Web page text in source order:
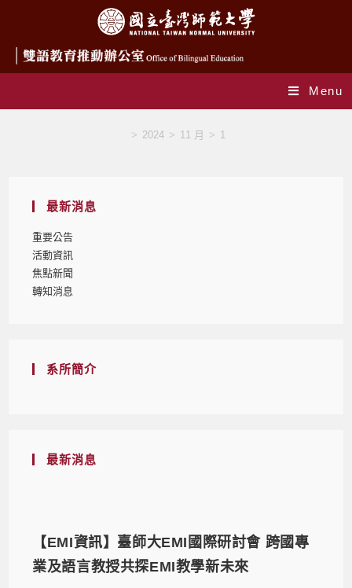
Menu
> 2024 > 11 月 > 1
最新消息
重要公告
活動資訊
焦點新聞
轉知消息
系所簡介
最新消息
【EMI資訊】臺師大EMI國際研討會 跨國專
業及語言教授共探EMI教學新未來